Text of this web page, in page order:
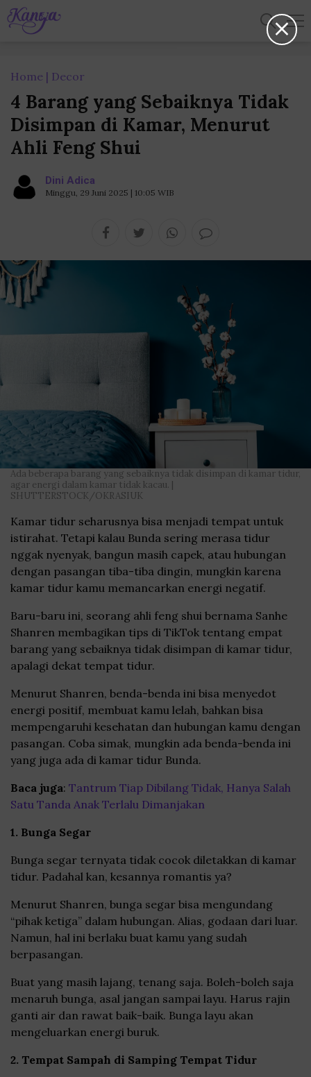
Home Decor
4 Barang yang Sebaiknya Tidak
Disimpan di Kamar, Menurut
Ahli Feng Shui
Dini Adica
Minggu, 29 Juni 2025 | 10:05 WIB
Ada beberapa barang yang sebaiknya tidak disimpan di kamar tidur,
agar energi dalam kamar tidak kacau. |
SHUTTERSTOCK/OKRASIUK
Kamar tidur seharusnya bisa menjadi tempat untuk
istirahat. Tetapi kalau Bunda sering merasa tidur
nggak nyenyak, bangun masih capek, atau hubungan
dengan pasangan tiba-tiba dingin, mungkin karena
kamar tidur kamu memancarkan energi negatif.
Baru-baru ini, seorang ahli feng shui bernama Sanhe
Shanren membagikan tips di TikTok tentang empat
barang yang sebaiknya tidak disimpan di kamar tidur,
apalagi dekat tempat tidur.
Menurut Shanren, benda-benda ini bisa menyedot
energi positif, membuat kamu lelah, bahkan bisa
mempengaruhi kesehatan dan hubungan kamu dengan
pasangan. Coba simak, mungkin ada benda-benda ini
yang juga ada di kamar tidur Bunda.
Baca juga: Tantrum Tiap Dibilang Tidak, Hanya Salah
Satu Tanda Anak Terlalu Dimanjakan
1. Bunga Segar
Bunga segar ternyata tidak cocok diletakkan di kamar
tidur. Padahal kan, kesannya romantis ya?
Menurut Shanren, bunga segar bisa mengundang
“pihak ketiga” dalam hubungan. Alias, godaan dari luar.
Namun, hal ini berlaku buat kamu yang sudah
berpasangan.
Buat yang masih lajang, tenang saja. Boleh-boleh saja
menaruh bunga, asal jangan sampai layu. Harus rajin
ganti air dan rawat baik-baik. Bunga layu akan
mengeluarkan energi buruk.
2. Tempat Sampah di Samping Tempat Tidur